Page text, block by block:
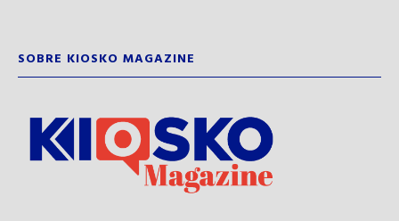
SOBRE KIOSKO MAGAZINE